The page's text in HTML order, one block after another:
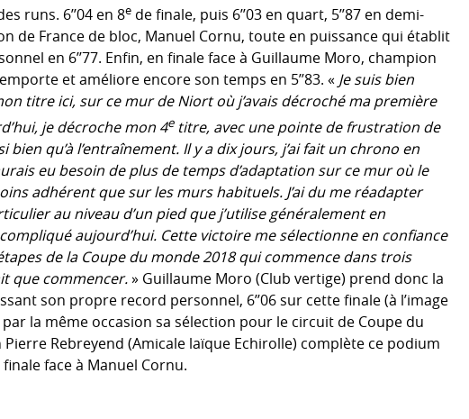
runs. 6’’04 en 8e de finale, puis 6’’03 en quart, 5’’87 en demi-
de France de bloc, Manuel Cornu, toute en puissance qui établit
en 6’’77. Enfin, en finale face à Guillaume Moro, champion
et améliore encore son temps en 5’’83. « Je suis bien
titre ici, sur ce mur de Niort où j’avais décroché ma première
je décroche mon 4etitre, avec une pointe de frustration de
bien qu’à l’entraînement. Il y a dix jours, j’ai fait un chrono en
eu besoin de plus de temps d’adaptation sur ce mur où le
adhérent que sur les murs habituels. J’ai du me réadapter
au niveau d’un pied que j’utilise généralement en
aujourd’hui. Cette victoire me sélectionne en confiance
de la Coupe du monde 2018 qui commence dans trois
que commencer.» Guillaume Moro (Club vertige) prend donc la
son propre record personnel, 6’’06 sur cette finale (à l’image
la même occasion sa sélection pour le circuit de Coupe du
Rebreyend (Amicale laïque Echirolle) complète ce podium
face à Manuel Cornu.